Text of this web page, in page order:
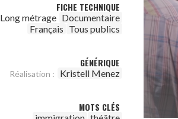
FICHE TECHNIQUE
Long métrage Documentaire
Français Tous publics
GÉNÉRIQUE
Réalisation : Kristell Menez
MOTS CLÉS